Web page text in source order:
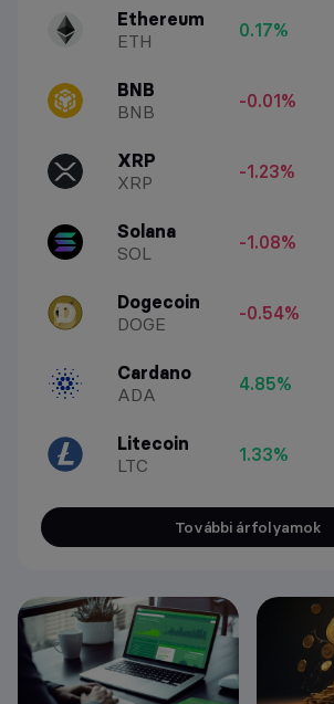
Ethereum
ETH
0.17%
BNB
BNB
-0.01%
XRP
XRP
-1.23%
Solana
SOL
-1.08%
Dogecoin
DOGE
-0.54%
Cardano
ADA
4.85%
Litecoin
LTC
1.33%
További árfolyamok